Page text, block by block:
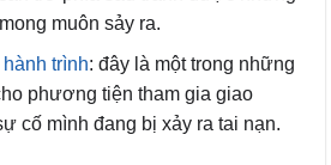
muôn sảy ra.
trình: đây là một trong những
phương tiện tham gia giao
cố mình đang bị xảy ra tai nạn.